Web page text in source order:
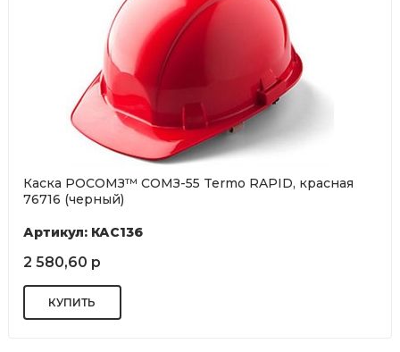
Каска РОСОМЗ™ СОМЗ-55 Termo RAPID, красная
76716 (черный)
Артикул: КАС136
2 580,60 р